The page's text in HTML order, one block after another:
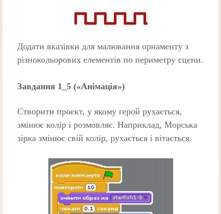
Додати вказівки для малювання орнаменту з
різнокольорових елементів по периметру сцени.
Завдання 1_5 («Анімація»)
Створити проект, у якому герой рухається,
змінює колір і розмовляє. Наприклад, Морська
зірка змінює свій колір, рухається і вітається.